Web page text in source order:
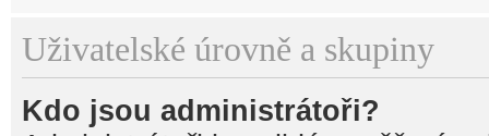
Uživatelské úrovně a skupiny
Kdo jsou administrátoři?